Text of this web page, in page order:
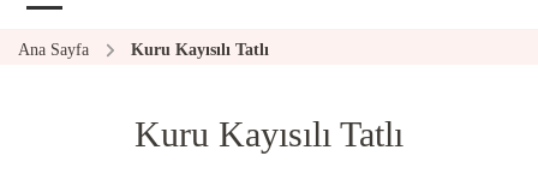
Ana Sayfa Kuru Kayısılı Tatlı
Kuru Kayısılı Tatlı